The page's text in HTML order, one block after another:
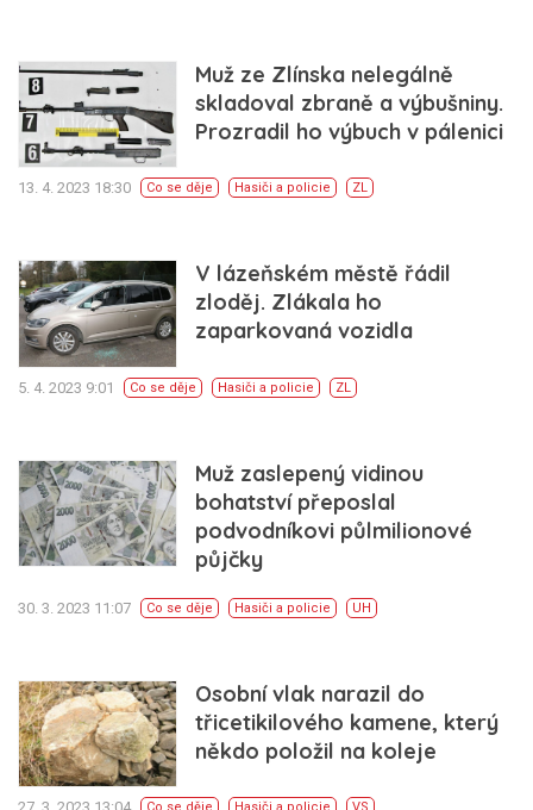
Muž ze Zlínska nelegálně
skladoval zbraně a výbušniny.
Prozradil ho výbuch v pálenici
13. 4. 2023 18:30 Co se děje Hasiči a policie ZL
V lázeňském městě řádil
zloděj. Zlákala ho
zaparkovaná vozidla
5. 4. 2023 9:01 Co se děje Hasiči a policie ZL
Muž zaslepený vidinou
bohatství přeposlal
podvodníkovi půlmilionové
půjčky
30. 3. 2023 11:07 Co se děje Hasiči a policie UH
Osobní vlak narazil do
třicetikilového kamene, který
někdo položil na koleje
Co se děje Hasiči a policie VS